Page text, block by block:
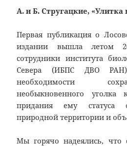
А. и Б. Стругацкие, «Улитка
Первая публикация о
издании вышла летом
сотрудники института
Севера (ИБПС ДВО РАН)
необходимости
необыкновенного уголка
придания ему статуса
природной территории и
Мы горячо надеялись, что